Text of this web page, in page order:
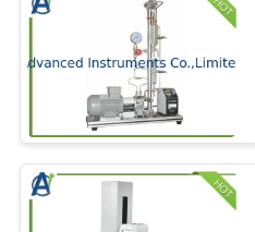
DU
SITE
PRIVACY
POLICY